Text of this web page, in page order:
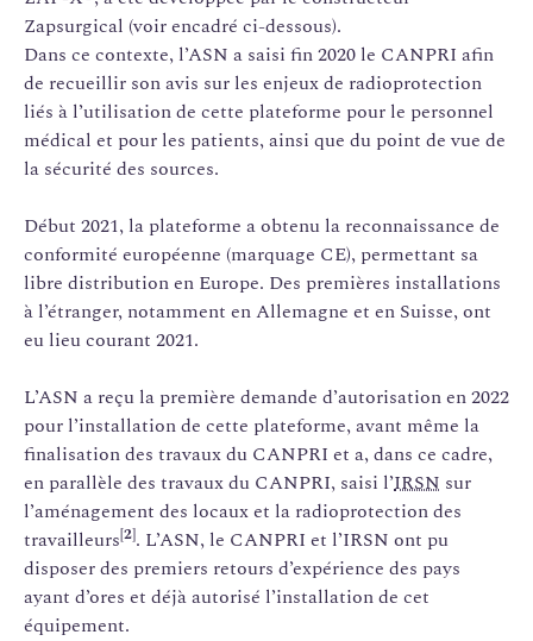
Zapsurgical (voir encadré ci-dessous).
Dans ce contexte, l’ASN a saisi fin 2020 le CANPRI afin
de recueillir son avis sur les enjeux de radioprotection
liés à l’utilisation de cette plateforme pour le personnel
médical et pour les patients, ainsi que du point de vue de
la sécurité des sources.
Début 2021, la plateforme a obtenu la reconnaissance de
conformité européenne (marquage CE), permettant sa
libre distribution en Europe. Des premières installations
à l’étranger, notamment en Allemagne et en Suisse, ont
eu lieu courant 2021.
L’ASN a reçu la première demande d’autorisation en 2022
pour l’installation de cette plateforme, avant même la
finalisation des travaux du CANPRI et a, dans ce cadre,
en parallèle des travaux du CANPRI, saisi l’IRSN sur
l’aménagement des locaux et la radioprotection des
travailleurs[2]. L’ASN, le CANPRI et l’IRSN ont pu
disposer des premiers retours d’expérience des pays
ayant d’ores et déjà autorisé l’installation de cet
équipement.